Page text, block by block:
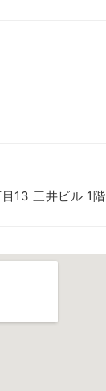
13 三井ビル 1階